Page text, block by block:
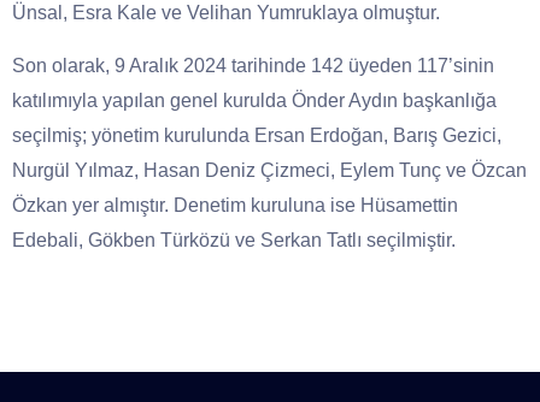
Ünsal, Esra Kale ve Velihan Yumruklaya olmuştur.
Son olarak, 9 Aralık 2024 tarihinde 142 üyeden 117’sinin
katılımıyla yapılan genel kurulda Önder Aydın başkanlığa
seçilmiş; yönetim kurulunda Ersan Erdoğan, Barış Gezici,
Nurgül Yılmaz, Hasan Deniz Çizmeci, Eylem Tunç ve Özcan
Özkan yer almıştır. Denetim kuruluna ise Hüsamettin
Edebali, Gökben Türközü ve Serkan Tatlı seçilmiştir.